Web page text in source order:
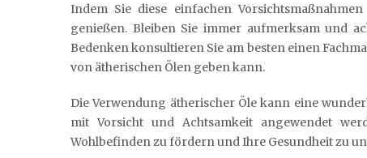
Indem Sie diese einfachen
genießen. Bleiben Sie immer aufmerksam und
Bedenken konsultieren Sie am besten einen
von ätherischen Ölen geben kann.
Die Verwendung ätherischer Öle kann eine
mit Vorsicht und Achtsamkeit angewendet
Wohlbefinden zu fördern und Ihre Gesundheit zu